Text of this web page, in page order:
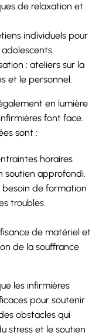
de relaxation et
individuels pour
: ateliers sur la
et le personnel.
en lumière
font face.
sont :
horaires
soutien approfondi.
besoin de formation
troubles
de matériel et
de la souffrance
les infirmières
pour soutenir
obstacles qui
stress et le soutien